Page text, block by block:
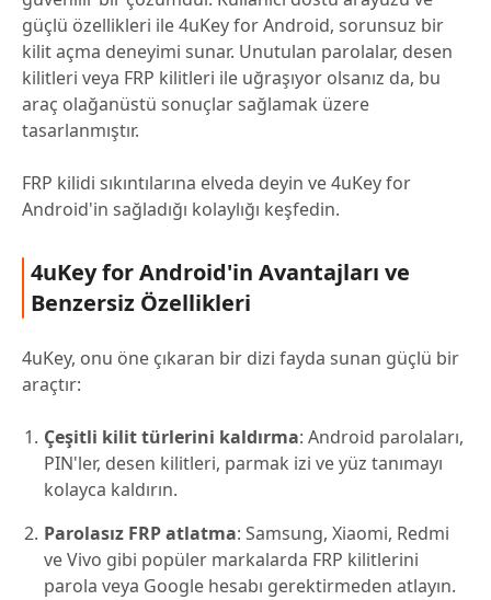
güçlü özellikleri ile 4uKey for Android, sorunsuz bir
kilit açma deneyimi sunar. Unutulan parolalar, desen
kilitleri veya FRP kilitleri ile uğraşıyor olsanız da, bu
araç olağanüstü sonuçlar sağlamak üzere
tasarlanmıştır.
FRP kilidi sıkıntılarına elveda deyin ve 4uKey for
Android'in sağladığı kolaylığı keşfedin.
4uKey for Android'in Avantajları ve
Benzersiz Özellikleri
4uKey, onu öne çıkaran bir dizi fayda sunan güçlü bir
araçtır:
Çeşitli kilit türlerini kaldırma: Android parolaları,
PIN'ler, desen kilitleri, parmak izi ve yüz tanımayı
kolayca kaldırın.
Parolasız FRP atlatma: Samsung, Xiaomi, Redmi
ve Vivo gibi popüler markalarda FRP kilitlerini
parola veya Google hesabı gerektirmeden atlayın.